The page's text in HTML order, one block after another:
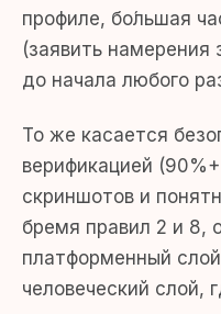
профиле, бо́льшая
(заявить
до начала любого
То же касается
верификацией
скриншотов и
бремя правил 2 и 8,
платформенный
человеческий слой,